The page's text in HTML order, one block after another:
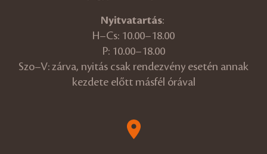
Nyitvatartás:
H–Cs: 10.00–18.00
P: 10.00–18.00
Szo–V: zárva, nyitás csak rendezvény esetén annak
kezdete előtt másfél órával